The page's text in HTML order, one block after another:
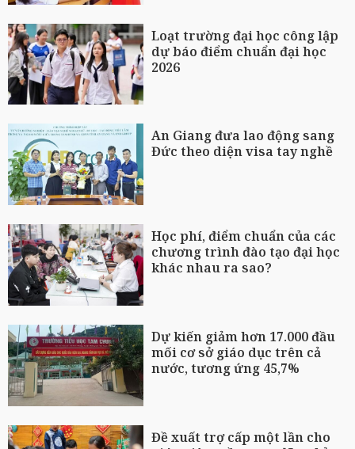
Loạt trường đại học công lập
dự báo điểm chuẩn đại học
2026
An Giang đưa lao động sang
Đức theo diện visa tay nghề
Học phí, điểm chuẩn của các
chương trình đào tạo đại học
khác nhau ra sao?
Dự kiến giảm hơn 17.000 đầu
mối cơ sở giáo dục trên cả
nước, tương ứng 45,7%
Đề xuất trợ cấp một lần cho